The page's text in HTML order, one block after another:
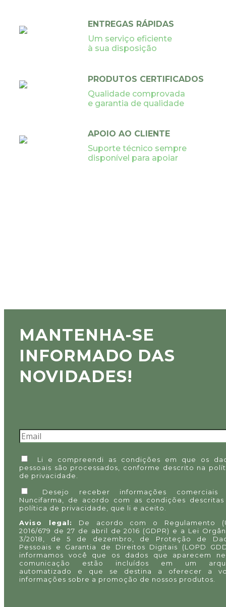
ENTREGAS RÁPIDAS
Um serviço eficiente
à sua disposição
PRODUTOS CERTIFICADOS
Qualidade comprovada
e garantia de qualidade
APOIO AO CLIENTE
Suporte técnico sempre
disponível para apoiar
MANTENHA-SE
INFORMADO DAS
NOVIDADES!
Li e compreendi as condições em que os
pessoais são processados, conforme descrito na
de privacidade
Desejo receber informações comerciais
Nuncifarma, de acordo com as condições descritas
política de privacidade
, que li e aceito.
Aviso legal:
De acordo com o Regulamento
2016/679 de 27 de abril de 2016 (GDPR) e a Lei
3/2018, de 5 de dezembro, de Proteção de
Pessoais e Garantia de Direitos Digitais (LOPD
informamos você que os dados que aparecem
comunicação estão incluídos em um
automatizado e que se destina a oferecer a
informações sobre a promoção de nossos produtos.